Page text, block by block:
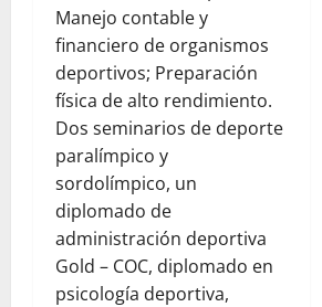
Manejo contable y
financiero de organismos
deportivos; Preparación
física de alto rendimiento.
Dos seminarios de deporte
paralímpico y
sordolímpico, un
diplomado de
administración deportiva
Gold – COC, diplomado en
psicología deportiva,